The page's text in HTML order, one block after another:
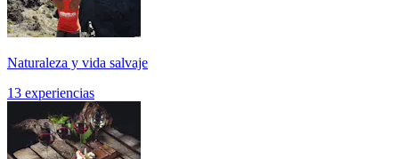
Naturaleza y vida salvaje
13 experiencias